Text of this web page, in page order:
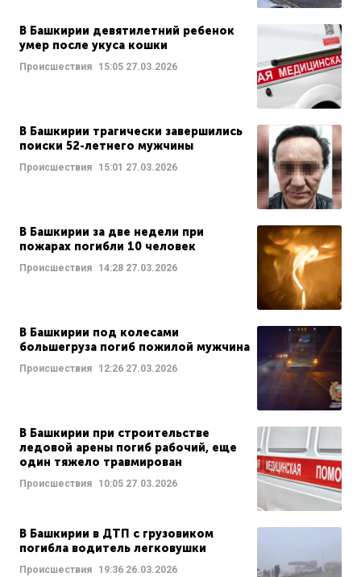
В Башкирии девятилетний ребенок
умер после укуса кошки
Происшествия 15:05 27.03.2026
В Башкирии трагически завершились
поиски 52-летнего мужчины
Происшествия 15:01 27.03.2026
В Башкирии за две недели при
пожарах погибли 10 человек
Происшествия 14:28 27.03.2026
В Башкирии под колесами
большегруза погиб пожилой мужчина
Происшествия 12:26 27.03.2026
В Башкирии при строительстве
ледовой арены погиб рабочий, еще
один тяжело травмирован
Происшествия 10:05 27.03.2026
В Башкирии в ДТП с грузовиком
погибла водитель легковушки
Происшествия 19:36 26.03.2026